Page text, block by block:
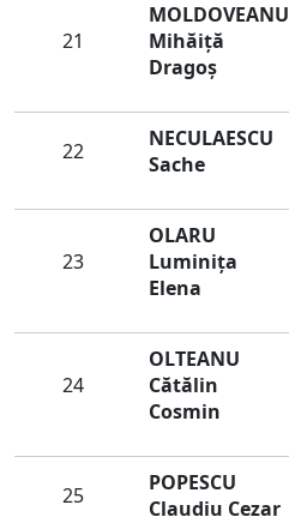
21
MOLDOVEANU
Mihăiţă
Dragoş
22
NECULAESCU
Sache
23
OLARU
Luminiţa
Elena
24
OLTEANU
Cătălin
Cosmin
25
POPESCU
Claudiu Cezar